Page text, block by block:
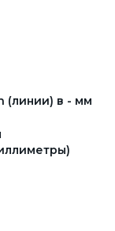
(линии) в - мм